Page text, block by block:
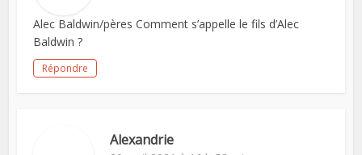
Alec Baldwin/pères Comment s’appelle le fils d’Alec
Baldwin ?
Répondre
Alexandrie